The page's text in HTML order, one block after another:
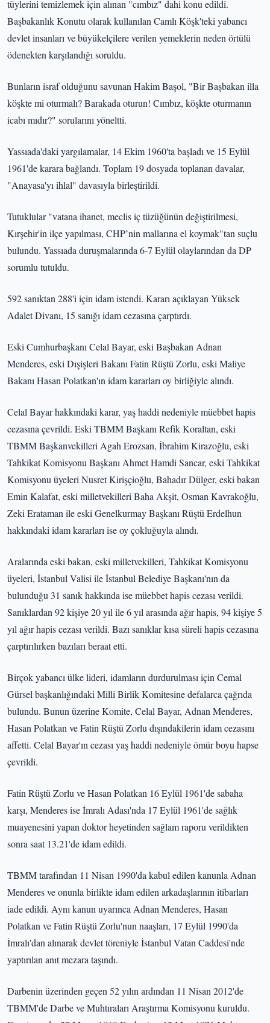
tüylerini temizlemek için alınan "cımbız" dahi konu edildi.
Başbakanlık Konutu olarak kullanılan Camlı Köşk'teki yabancı
devlet insanları ve büyükelçilere verilen yemeklerin neden örtülü
ödenekten karşılandığı soruldu.
Bunların israf olduğunu savunan Hakim Başol, "Bir Başbakan illa
köşkte mi oturmalı? Barakada oturun! Cımbız, köşkte oturmanın
icabı mıdır?" sorularını yöneltti.
Yassıada'daki yargılamalar, 14 Ekim 1960'ta başladı ve 15 Eylül
1961'de karara bağlandı. Toplam 19 dosyada toplanan davalar,
"Anayasa'yı ihlal" davasıyla birleştirildi.
Tutuklular "vatana ihanet, meclis iç tüzüğünün değiştirilmesi,
Kırşehir'in ilçe yapılması, CHP’nin mallarına el koymak"tan suçlu
bulundu. Yassıada duruşmalarında 6-7 Eylül olaylarından da DP
sorumlu tutuldu.
592 sanıktan 288'i için idam istendi. Kararı açıklayan Yüksek
Adalet Divanı, 15 sanığı idam cezasına çarptırdı.
Eski Cumhurbaşkanı Celal Bayar, eski Başbakan Adnan
Menderes, eski Dışişleri Bakanı Fatin Rüştü Zorlu, eski Maliye
Bakanı Hasan Polatkan'ın idam kararları oy birliğiyle alındı.
Celal Bayar hakkındaki karar, yaş haddi nedeniyle müebbet hapis
cezasına çevrildi. Eski TBMM Başkanı Refik Koraltan, eski
TBMM Başkanvekilleri Agah Erozsan, İbrahim Kirazoğlu, eski
Tahkikat Komisyonu Başkanı Ahmet Hamdi Sancar, eski Tahkikat
Komisyonu üyeleri Nusret Kirişçioğlu, Bahadır Dülger, eski bakan
Emin Kalafat, eski milletvekilleri Baha Akşit, Osman Kavrakoğlu,
Zeki Erataman ile eski Genelkurmay Başkanı Rüştü Erdelhun
hakkındaki idam kararları ise oy çokluğuyla alındı.
Aralarında eski bakan, eski milletvekilleri, Tahkikat Komisyonu
üyeleri, İstanbul Valisi ile İstanbul Belediye Başkanı'nın da
bulunduğu 31 sanık hakkında ise müebbet hapis cezası verildi.
Sanıklardan 92 kişiye 20 yıl ile 6 yıl arasında ağır hapis, 94 kişiye 5
yıl ağır hapis cezası verildi. Bazı sanıklar kısa süreli hapis cezasına
çarptırılırken bazıları beraat etti.
Birçok yabancı ülke lideri, idamların durdurulması için Cemal
Gürsel başkanlığındaki Milli Birlik Komitesine defalarca çağrıda
bulundu. Bunun üzerine Komite, Celal Bayar, Adnan Menderes,
Hasan Polatkan ve Fatin Rüştü Zorlu dışındakilerin idam cezasını
affetti. Celal Bayar'ın cezası yaş haddi nedeniyle ömür boyu hapse
çevrildi.
Fatin Rüştü Zorlu ve Hasan Polatkan 16 Eylül 1961'de sabaha
karşı, Menderes ise İmralı Adası'nda 17 Eylül 1961'de sağlık
muayenesini yapan doktor heyetinden sağlam raporu verildikten
sonra saat 13.21'de idam edildi.
TBMM tarafından 11 Nisan 1990'da kabul edilen kanunla Adnan
Menderes ve onunla birlikte idam edilen arkadaşlarının itibarları
iade edildi. Aynı kanun uyarınca Adnan Menderes, Hasan
Polatkan ve Fatin Rüştü Zorlu'nun naaşları, 17 Eylül 1990'da
İmralı'dan alınarak devlet töreniyle İstanbul Vatan Caddesi'nde
yaptırılan anıt mezara taşındı.
Darbenin üzerinden geçen 52 yılın ardından 11 Nisan 2012'de
TBMM'de Darbe ve Muhtıraları Araştırma Komisyonu kuruldu.